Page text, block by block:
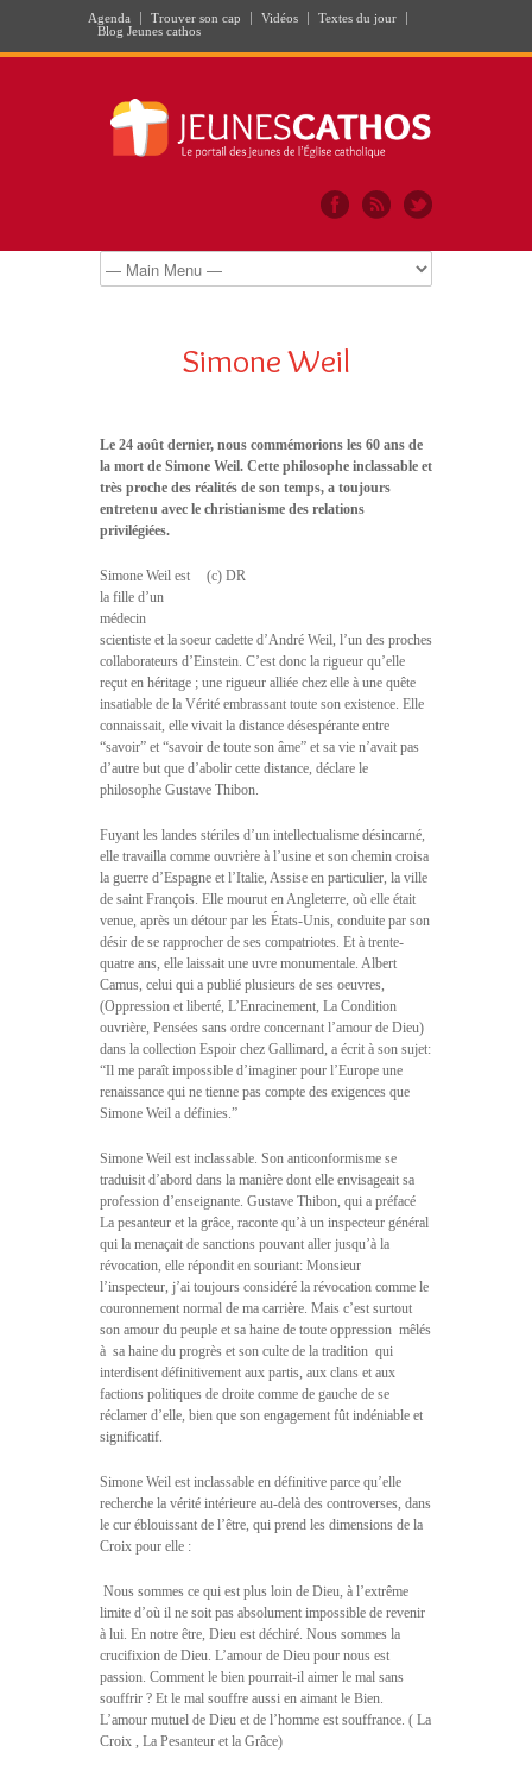
Agenda Trouver son cap Vidéos
Textes du jour
Blog Jeunes cathos
Simone Weil
Le 24 août dernier, nous commémorions les 60 ans de
la mort de Simone Weil. Cette philosophe inclassable et
très proche des réalités de son temps, a toujours
entretenu avec le christianisme des relations
privilégiées.
(c) DR
Simone Weil est
la fille d’un
médecin
scientiste et la soeur cadette d’André Weil, l’un des proches
collaborateurs d’Einstein. C’est donc la rigueur qu’elle
reçut en héritage ; une rigueur alliée chez elle à une quête
insatiable de la Vérité embrassant toute son existence. Elle
connaissait, elle vivait la distance désespérante entre
“savoir” et “savoir de toute son âme” et sa vie n’avait pas
d’autre but que d’abolir cette distance, déclare le
philosophe Gustave Thibon.
Fuyant les landes stériles d’un intellectualisme désincarné,
elle travailla comme ouvrière à l’usine et son chemin croisa
la guerre d’Espagne et l’Italie, Assise en particulier, la ville
de saint François. Elle mourut en Angleterre, où elle était
venue, après un détour par les États-Unis, conduite par son
désir de se rapprocher de ses compatriotes. Et à trente-
quatre ans, elle laissait une uvre monumentale. Albert
Camus, celui qui a publié plusieurs de ses oeuvres,
(Oppression et liberté, L’Enracinement, La Condition
ouvrière, Pensées sans ordre concernant l’amour de Dieu)
dans la collection Espoir chez Gallimard, a écrit à son sujet:
“Il me paraît impossible d’imaginer pour l’Europe une
renaissance qui ne tienne pas compte des exigences que
Simone Weil a définies.”
Simone Weil est inclassable. Son anticonformisme se
traduisit d’abord dans la manière dont elle envisageait sa
profession d’enseignante. Gustave Thibon, qui a préfacé
La pesanteur et la grâce, raconte qu’à un inspecteur général
qui la menaçait de sanctions pouvant aller jusqu’à la
révocation, elle répondit en souriant: Monsieur
l’inspecteur, j’ai toujours considéré la révocation comme le
couronnement normal de ma carrière. Mais c’est surtout 
son amour du peuple et sa haine de toute oppression  mêlés
à  sa haine du progrès et son culte de la tradition  qui
interdisent définitivement aux partis, aux clans et aux
factions politiques de droite comme de gauche de se
réclamer d’elle, bien que son engagement fût indéniable et
significatif.
Simone Weil est inclassable en définitive parce qu’elle
recherche la vérité intérieure au-delà des controverses, dans
le cur éblouissant de l’être, qui prend les dimensions de la
Croix pour elle :
 Nous sommes ce qui est plus loin de Dieu, à l’extrême
limite d’où il ne soit pas absolument impossible de revenir
à lui. En notre être, Dieu est déchiré. Nous sommes la
crucifixion de Dieu. L’amour de Dieu pour nous est
passion. Comment le bien pourrait-il aimer le mal sans
souffrir ? Et le mal souffre aussi en aimant le Bien.
L’amour mutuel de Dieu et de l’homme est souffrance. ( La
Croix , La Pesanteur et la Grâce)